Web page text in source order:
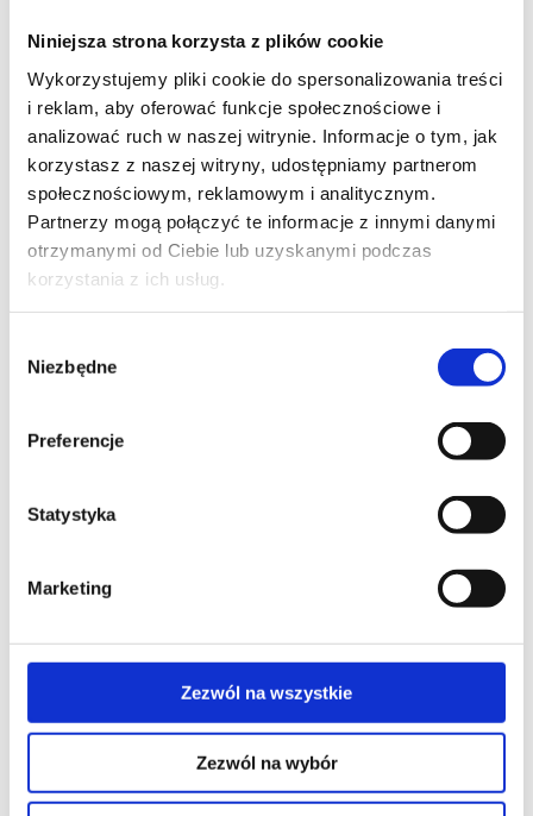
Niniejsza strona korzysta z plików cookie
Wykorzystujemy pliki cookie do spersonalizowania treści
i reklam, aby oferować funkcje społecznościowe i
analizować ruch w naszej witrynie. Informacje o tym, jak
korzystasz z naszej witryny, udostępniamy partnerom
społecznościowym, reklamowym i analitycznym.
Partnerzy mogą połączyć te informacje z innymi danymi
otrzymanymi od Ciebie lub uzyskanymi podczas
korzystania z ich usług.
zgody
Niezbędne
Preferencje
Statystyka
Marketing
Zezwól na wszystkie
Zezwól na wybór
Ministĺpiky radu ALC
Ministĺpiky radu ALK
Stĺpiky radu ALC
Stĺpiky radu ALK
Všetky série
Inštalačné kanály
CABLOPLUS PVC A ALU
CABLOMAX PVC A ALU
Podlahové DCS ALU
Organizátor káblov TC
Všetky série
Vybavenie
Adaptéry
Elektrické zásuvky
E-katalóg
Konfigurátory
Predajné miesta
Podpora pre nových aj stálych zákazníkov
Video
Pre nového elektromontéra
Nájsť farbu výrobku
Inšpirácie